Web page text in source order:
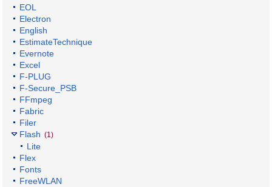
EOL
Electron
English
EstimateTechnique
Evernote
Excel
F-PLUG
F-Secure_PSB
FFmpeg
Fabric
Filer
Flash (1)
Lite
Flex
Fonts
FreeWLAN